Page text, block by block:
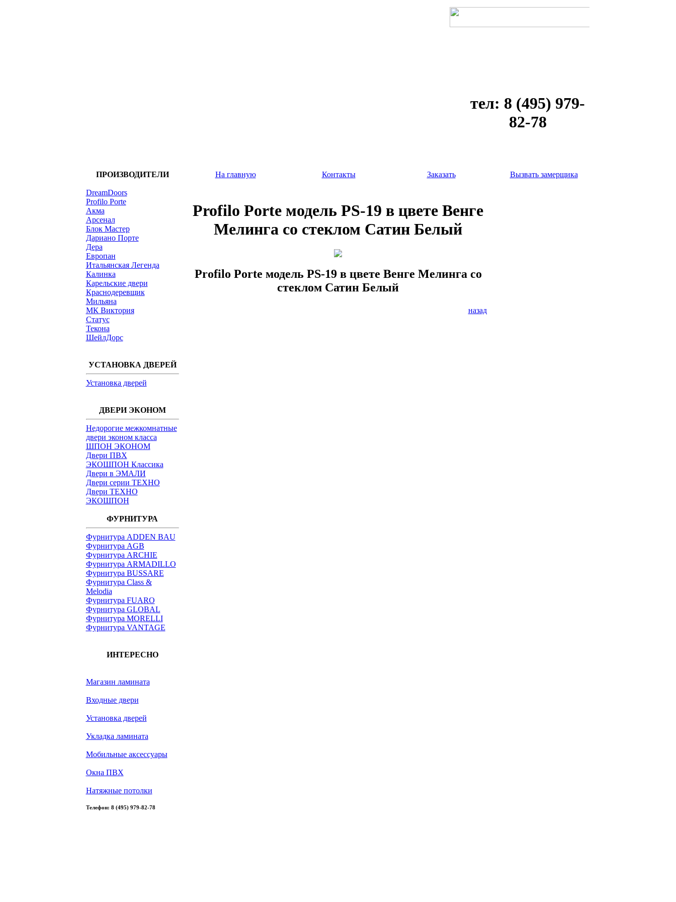
тел: 8 (495) 979-
82-78
ПРОИЗВОДИТЕЛИ
DreamDoors
Profilo Porte
Акма
Арсенал
Блок Мастер
Дариано Порте
Дера
Европан
Итальянская Легенда
Калинка
Карельские двери
Краснодеревщик
Мильяна
МК Виктория
Статус
Текона
ШейлДорс
УСТАНОВКА ДВЕРЕЙ
Установка дверей
ДВЕРИ ЭКОНОМ
Недорогие межкомнатные
двери эконом класса
ШПОН ЭКОНОМ
Двери ПВХ
ЭКОШПОН Классика
Двери в ЭМАЛИ
Двери серии ТЕХНО
Двери ТЕХНО
ЭКОШПОН
ФУРНИТУРА
Фурнитура ADDEN BAU
Фурнитура AGB
Фурнитура ARCHIE
Фурнитура ARMADILLO
Фурнитура BUSSARE
Фурнитура Class &
Melodia
Фурнитура FUARO
Фурнитура GLOBAL
Фурнитура MORELLI
Фурнитура VANTAGE
ИНТЕРЕСНО
Магазин ламината
Входные двери
Установка дверей
Укладка ламината
Мобильные аксессуары
Окна ПВХ
Натяжные потолки
Телефон: 8 (495) 979-82-78
На главную Контакты Заказать Вызвать замерщика
Profilo Porte модель PS-19 в цвете Венге
Мелинга со стеклом Сатин Белый
Profilo Porte модель PS-19 в цвете Венге Мелинга со
стеклом Сатин Белый
назад